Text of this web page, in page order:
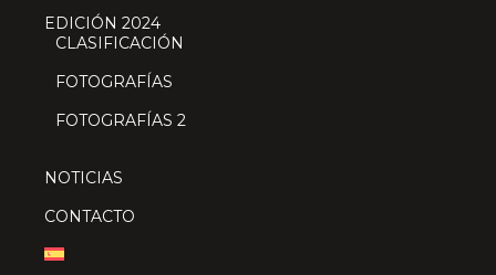
EDICIÓN 2024
CLASIFICACIÓN
FOTOGRAFÍAS
FOTOGRAFÍAS 2
NOTICIAS
CONTACTO